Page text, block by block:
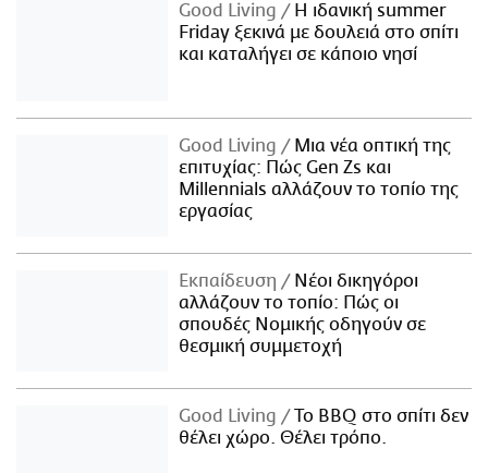
Good Living
Η ιδανική summer
Friday ξεκινά με δουλειά στο σπίτι
και καταλήγει σε κάποιο νησί
Good Living
Μια νέα οπτική της
επιτυχίας: Πώς Gen Zs και
Millennials αλλάζουν το τοπίο της
εργασίας
Εκπαίδευση
Νέοι δικηγόροι
αλλάζουν το τοπίο: Πώς οι
σπουδές Νομικής οδηγούν σε
θεσμική συμμετοχή
Good Living
Το BBQ στο σπίτι δεν
θέλει χώρο. Θέλει τρόπο.